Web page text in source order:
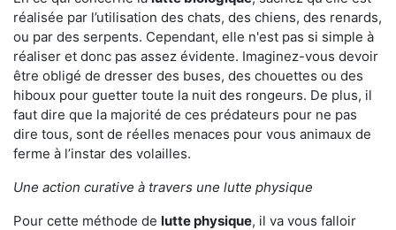
réalisée par l’utilisation des chats, des chiens, des renards,
ou par des serpents. Cependant, elle n'est pas si simple à
réaliser et donc pas assez évidente. Imaginez-vous devoir
être obligé de dresser des buses, des chouettes ou des
hiboux pour guetter toute la nuit des rongeurs. De plus, il
faut dire que la majorité de ces prédateurs pour ne pas
dire tous, sont de réelles menaces pour vous animaux de
ferme à l’instar des volailles.
Une action curative à travers une lutte physique
Pour cette méthode de lutte physique, il va vous falloir